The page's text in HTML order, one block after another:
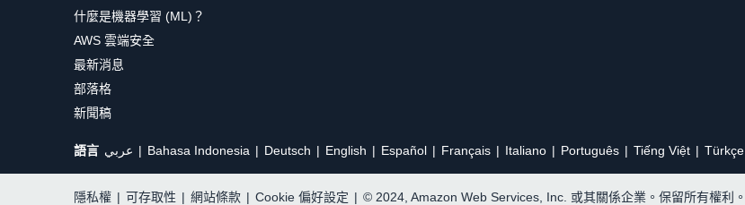
什麼是機器學習 (ML)？
AWS 雲端安全
最新消息
部落格
新聞稿
語言 عربي Bahasa Indonesia Deutsch English Español Français Italiano Português Tiếng Việt Türkçe
隱私權 | 可存取性 | 網站條款 | Cookie 偏好設定 | © 2024, Amazon Web Services, Inc. 或其關係企業。保留所有權利。